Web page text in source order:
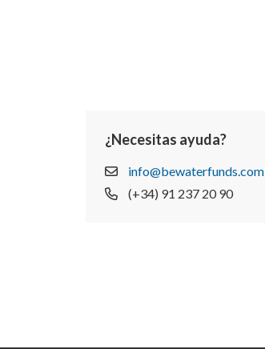
¿Necesitas ayuda?
info@bewaterfunds.com
(+34) 91 237 20 90